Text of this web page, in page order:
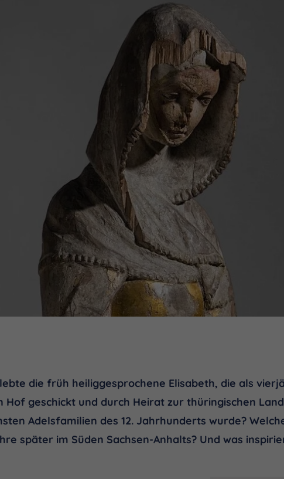
die früh heiliggesprochene Elisabeth, die als
Hof geschickt und durch Heirat zur thüringischen
Adelsfamilien des 12. Jahrhunderts wurde?
später im Süden Sachsen-Anhalts? Und was